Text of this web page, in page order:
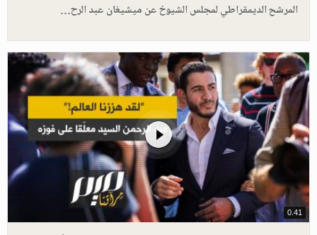
المرشح الديمقراطي لمجلس الشيوخ عن ميشيغان عبد الرح…
0.41